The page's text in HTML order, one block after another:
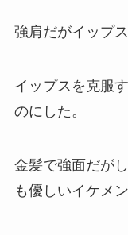
強肩だがイップ
イップスを克服
のにした。
金髪で強面だが
も優しいイケメン